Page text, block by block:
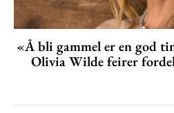
«Å bli gammel er en god
Olivia Wilde feirer